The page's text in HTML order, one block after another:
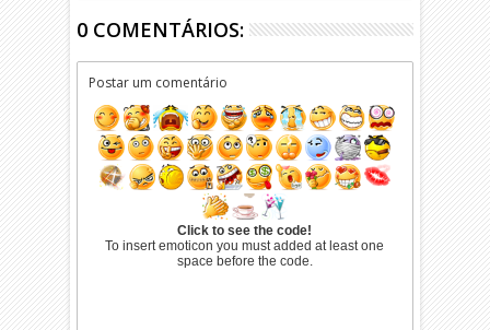
0 COMENTÁRIOS:
Postar um comentário
Click to see the code!
To insert emoticon you must added at least one
space before the code.